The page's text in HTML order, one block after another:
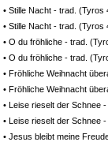
• Stille Nacht - trad.
• Stille Nacht - trad.
• O du fröhliche - trad.
• O du fröhliche - trad.
• Fröhliche Weihnacht
• Fröhliche Weihnacht
• Leise rieselt der Schnee
• Leise rieselt der Schnee
• Jesus bleibt meine